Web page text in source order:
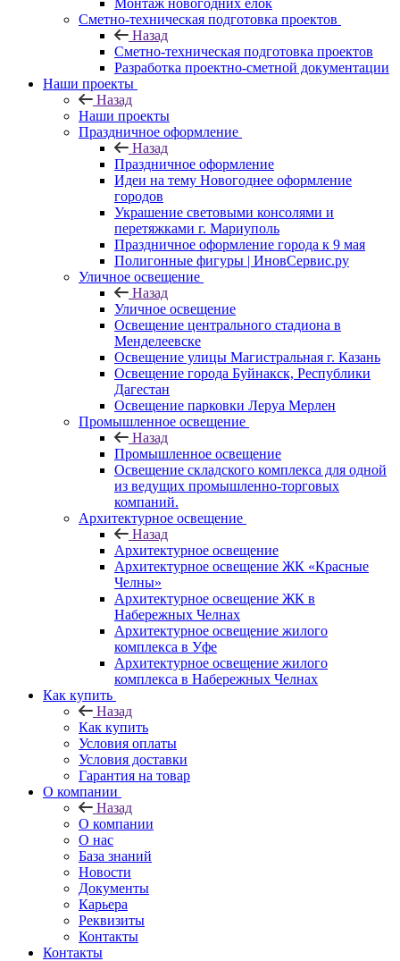
Монтаж новогодних елок
Сметно-техническая подготовка проектов
Назад
Сметно-техническая подготовка проектов
Разработка проектно-сметной документации
Наши проекты
Назад
Наши проекты
Праздничное оформление
Назад
Праздничное оформление
Идеи на тему Новогоднее оформление
городов
Украшение световыми консолями и
перетяжками г. Мариуполь
Праздничное оформление города к 9 мая
Полигонные фигуры | ИновСервис.ру
Уличное освещение
Назад
Уличное освещение
Освещение центрального стадиона в
Менделеевске
Освещение улицы Магистральная г. Казань
Освещение города Буйнакск, Республики
Дагестан
Освещение парковки Леруа Мерлен
Промышленное освещение
Назад
Промышленное освещение
Освещение складского комплекса для одной
из ведущих промышленно-торговых
компаний.
Архитектурное освещение
Назад
Архитектурное освещение
Архитектурное освещение ЖК «Красные
Челны»
Архитектурное освещение ЖК в
Набережных Челнах
Архитектурное освещение жилого
комплекса в Уфе
Архитектурное освещение жилого
комплекса в Набережных Челнах
Как купить
Назад
Как купить
Условия оплаты
Условия доставки
Гарантия на товар
О компании
Назад
О компании
О нас
База знаний
Новости
Документы
Карьера
Реквизиты
Контакты
Контакты